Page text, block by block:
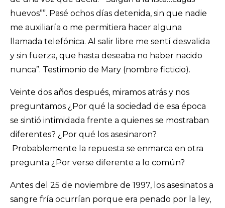
huevos””. Pasé ochos días detenida, sin que nadie
me auxiliaría o me permitiera hacer alguna
llamada telefónica. Al salir libre me sentí desvalida
y sin fuerza, que hasta deseaba no haber nacido
nunca”. Testimonio de Mary (nombre ficticio).
Veinte dos años después, miramos atrás y nos
preguntamos ¿Por qué la sociedad de esa época
se sintió intimidada frente a quienes se mostraban
diferentes? ¿Por qué los asesinaron?
Probablemente la repuesta se enmarca en otra
pregunta ¿Por verse diferente a lo común?
Antes del 25 de noviembre de 1997, los asesinatos a
sangre fría ocurrían porque era penado por la ley,